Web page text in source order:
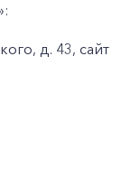
д. 43, сайт